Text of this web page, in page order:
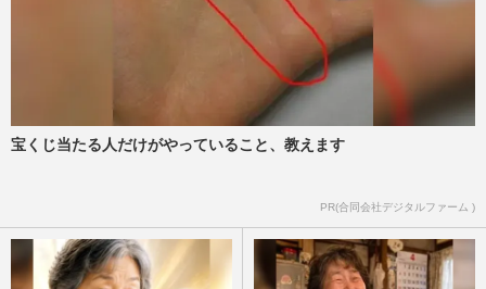
宝くじ当たる人だけがやっていること、教えます
PR(合同会社デジタルファーム )